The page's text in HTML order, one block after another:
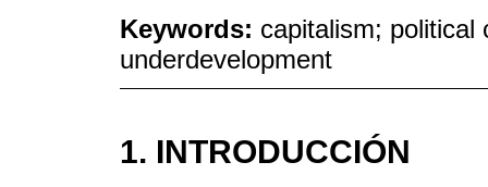
Keywords: capitalism; political
underdevelopment
1. INTRODUCCIÓN